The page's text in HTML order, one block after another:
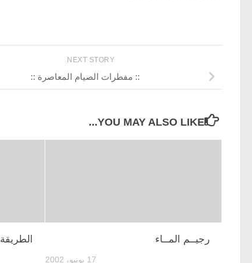
NEXT STORY
:: مفطرات الصيام المعاصرة ::
YOU MAY ALSO LIKE...
رجيــم المــاء
17 يونيو، 2002